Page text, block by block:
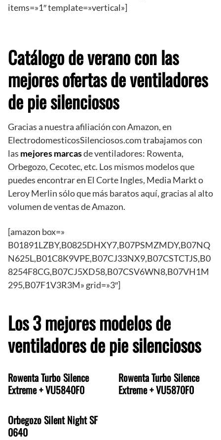
items=»1″ template=»vertical»]
Catálogo de verano con las
mejores ofertas de ventiladores
de pie silenciosos
Gracias a nuestra afiliación con Amazon, en
ElectrodomesticosSilenciosos.com trabajamos con
las mejores marcasde ventiladores: Rowenta,
Orbegozo, Cecotec, etc. Los mismos modelos que
puedes encontrar en El Corte Ingles, Media Markt o
Leroy Merlin sólo que más baratos aquí, gracias al alto
volumen de ventas de Amazon.
[amazon box=»
B01891LZBY,B0825DHXY7,B07PSMZMDY,B07NQ
N625L,B01C8K9VPE,B07CJ33NX9,B07CSTCTJS,B0
8254F8CG,B07CJ5XD58,B07CSV6WN8,B07VH1M
295,B07F1V3R3M» grid=»3″]
Los 3 mejores modelos de
ventiladores de pie silenciosos
Rowenta Turbo Silence
Extreme + VU5840F0
Rowenta Turbo Silence
Extreme + VU5870F0
Orbegozo Silent Night SF
0640